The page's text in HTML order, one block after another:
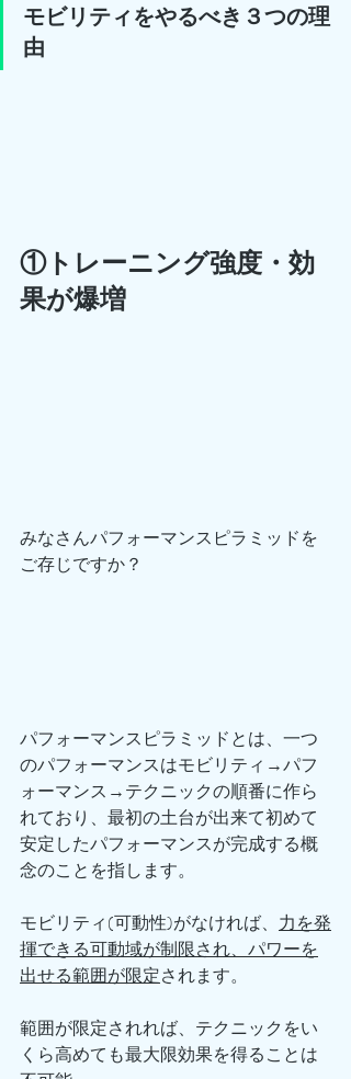
モビリティをやるべき３つの理
由
①トレーニング強度・効
果が爆増
みなさんパフォーマンスピラミッドを
ご存じですか？
パフォーマンスピラミッドとは、一つ
のパフォーマンスはモビリティ→パフ
ォーマンス→テクニックの順番に作ら
れており、最初の土台が出来て初めて
安定したパフォーマンスが完成する概
念のことを指します。
モビリティ(可動性)がなければ、 力を発
揮できる可動域が制限され、パワーを
出せる範囲が限定されます。
範囲が限定されれば、テクニックをい
くら高めても最大限効果を得ることは